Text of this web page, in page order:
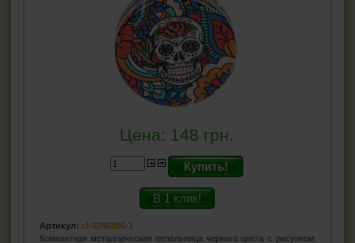
Цена: 148 грн.
Купить!
В 1 клик!
Артикул: cl-0246806-1
Компактная металлическая пепельница черного цвета с рисунком